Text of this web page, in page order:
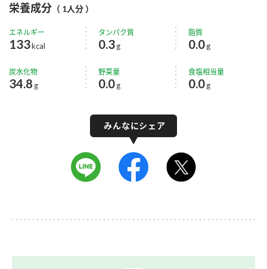
栄養成分 （ 1人分 ）
エネルギー
133kcal
タンパク質
0.3g
脂質
0.0 g
炭水化物
34.8 g
野菜量
0.0g
食塩相当量
0.0 g